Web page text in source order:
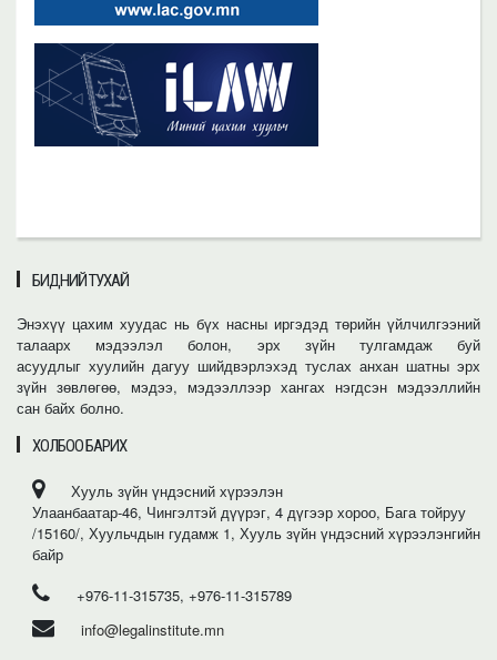
БИДНИЙ ТУХАЙ
Энэхүү цахим хуудас нь бүх насны иргэдэд төрийн үйлчилгээний
талаарх мэдээлэл болон, эрх зүйн тулгамдаж буй
асуудлыг хуулийн дагуу шийдвэрлэхэд туслах анхан шатны эрх
зүйн зөвлөгөө, мэдээ, мэдээллээр хангах нэгдсэн мэдээллийн
сан байх болно.
ХОЛБОО БАРИХ
Хууль зүйн үндэсний хүрээлэн
Улаанбаатар-46, Чингэлтэй дүүрэг, 4 дүгээр хороо, Бага тойруу
/15160/, Хуульчдын гудамж 1, Хууль зүйн үндэсний хүрээлэнгийн
байр
+976-11-315735, +976-11-315789
info@legalinstitute.mn